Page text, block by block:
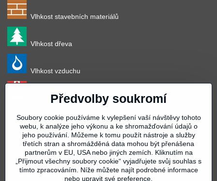
Vlhkost stavebních materiálů
Vlhkost dřeva
Vlhkost vzduchu
Teplota vzduchu
Teplota povrchu
Teplota materiálu
Vše k nákupu
Předvolby soukromí
Soubory cookie používáme k vylepšení vaší návštěvy tohoto
webu, k analýze jeho výkonu a ke shromažďování údajů o
jeho používání. Můžeme k tomu použít nástroje a služby
třetích stran a shromážděná data mohou být přenášena
partnerům v EU, USA nebo jiných zemích. Kliknutím na
„Přijmout všechny soubory cookie“ vyjadřujete svůj souhlas s
tímto zpracováním. Níže můžete najít podrobné informace
nebo upravit své preference.